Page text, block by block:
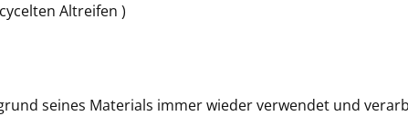
Altreifen )
seines Materials immer wieder verwendet und